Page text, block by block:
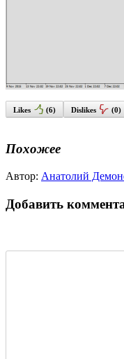
Likes (6) Dislikes (0)
Похожее
Автор: Анатолий
Добавить